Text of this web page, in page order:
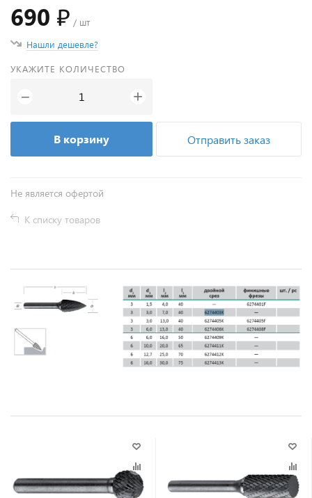
690 ₽ / шт
Нашли дешевле?
УКАЖИТЕ КОЛИЧЕСТВО
− +
В корзину Отправить заказ
Не является офертой
К списку товаров